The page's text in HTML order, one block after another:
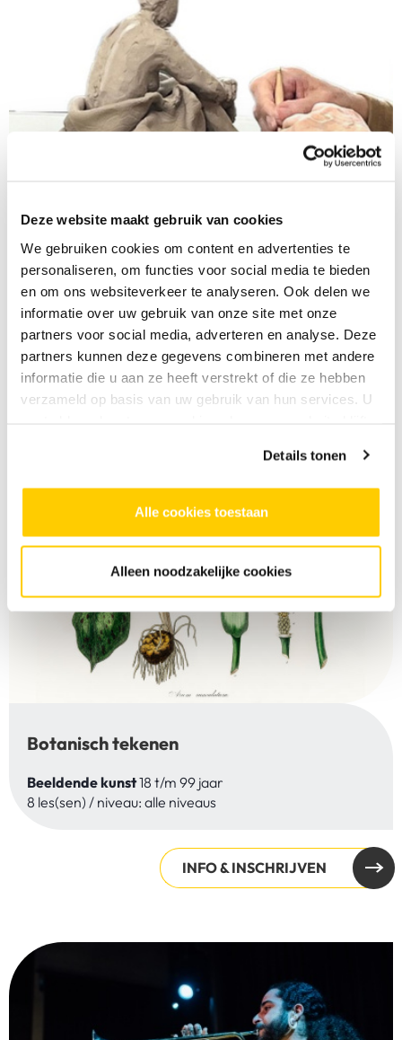
Deze website maakt gebruik van cookies
We gebruiken cookies om content en advertenties te
personaliseren, om functies voor social media te bieden
en om ons websiteverkeer te analyseren. Ook delen we
informatie over uw gebruik van onze site met onze
partners voor social media, adverteren en analyse. Deze
partners kunnen deze gegevens combineren met andere
informatie die u aan ze heeft verstrekt of die ze hebben
verzameld op basis van uw gebruik van hun services. U
Details tonen
Alle cookies toestaan
Alleen noodzakelijke cookies
Boetseren naar model 12x
Beeldende kunst18 t/m 99 jaar
12 les(sen) / niveau: alle niveaus
INFO & INSCHRIJVEN
Botanisch tekenen
Beeldende kunst18 t/m 99 jaar
8 les(sen) / niveau: alle niveaus
INFO & INSCHRIJVEN